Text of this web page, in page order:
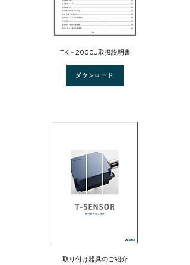
​TK－2000J取扱説明書
ダウンロード
​取り付け器具のご紹介